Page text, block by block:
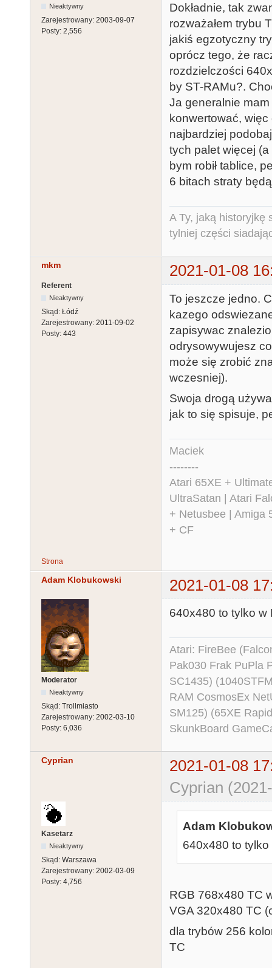
Nieaktywny
Zarejestrowany: 2003-09-07
Posty: 2,556
Dokładnie, tak
rozważałem trybu
jakiś egzotyczny
oprócz tego, że
rozdzielczości
by ST-RAMu?.
Ja generalnie
konwertować,
najbardziej
tych palet więcej
bym robił tablice,
6 bitach straty
A Ty, jaką historyjkę
tylniej części
mkm 2021-01-08
Referent
Nieaktywny
Skąd: Łódź
Zarejestrowany: 2011-09-02
Posty: 443
To jeszcze jedno.
kazego
zapisywac
odrysowywujesz
może się zrobić
wczesniej).
Swoja drogą
jak to się spisuje,
Maciek
--------
Atari 65XE +
UltraSatan | Atari
+ Netusbee | Amiga
+ CF
Strona
Adam Klobukowski 2021-01-08
Moderator
Nieaktywny
Skąd: Trollmiasto
Zarejestrowany: 2002-03-10
Posty: 6,036
640x480 to tylko w
Atari: FireBee
Pak030 Frak PuPla
SC1435)
RAM CosmosEx
SM125) (65XE
SkunkBoard
Cyprian
2021-01-08
Cyprian
Kasetarz
Nieaktywny
Skąd: Warszawa
Zarejestrowany: 2002-03-09
Posty: 4,756
Adam
640x480 to
RGB 768x480 TC
VGA 320x480 TC
dla trybów 256
TC